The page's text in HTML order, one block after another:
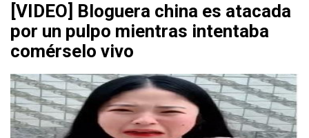
[VIDEO] Bloguera china es atacada
por un pulpo mientras intentaba
comérselo vivo